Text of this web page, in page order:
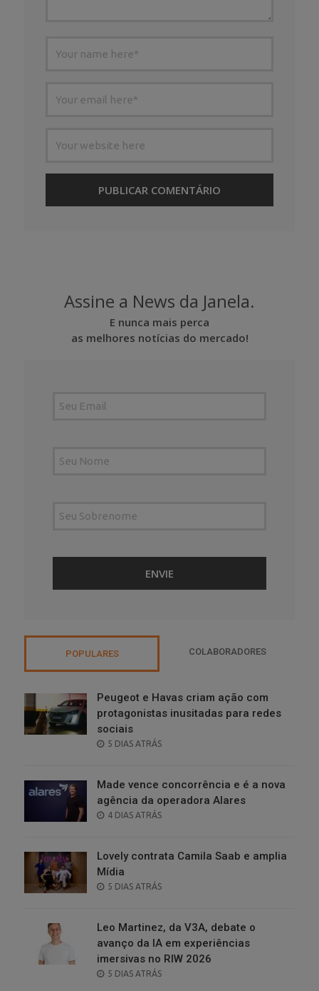
Assine a News da Janela.
E nunca mais perca
as melhores notícias do mercado!
POPULARES COLABORADORES
Peugeot e Havas criam ação com
protagonistas inusitadas para redes
sociais
POSTED
5 DIAS ATRÁS
Made vence concorrência e é a nova
agência da operadora Alares
POSTED
4 DIAS ATRÁS
Lovely contrata Camila Saab e amplia
Mídia
POSTED
5 DIAS ATRÁS
Leo Martinez, da V3A, debate o
avanço da IA em experiências
imersivas no RIW 2026
POSTED
5 DIAS ATRÁS